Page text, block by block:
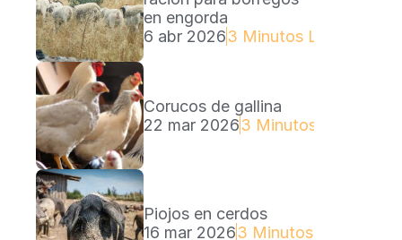
en engorda
6 abr 20263 Minutos Lectura
Corucos de gallina
22 mar 20263 Minutos Lectura
Piojos en cerdos
16 mar 20263 Minutos Lectura